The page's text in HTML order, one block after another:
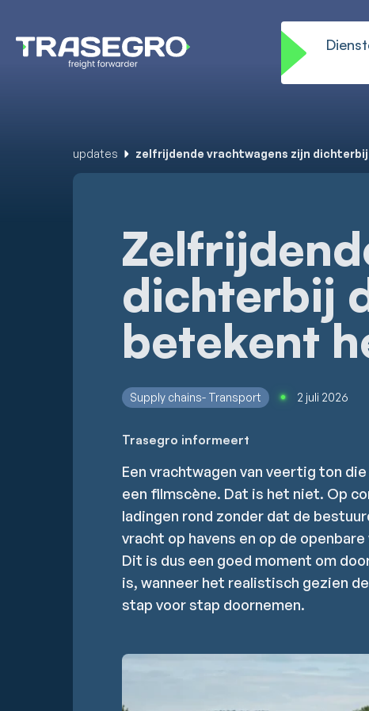
updates zelfrijdende vrachtwagens zijn
dichterbij
betekent
Supply chains- Transport 2 juli 2026
Trasegro informeert
Een vrachtwagen van veertig ton
een filmscène. Dat is het niet. Op
ladingen rond zonder dat de
vracht op havens en op de openbare
Dit is dus een goed moment om
is, wanneer het realistisch gezien
stap voor stap doornemen.